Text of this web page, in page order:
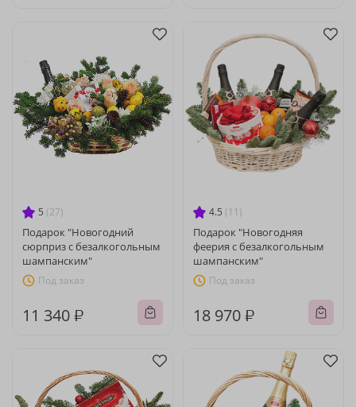
5 (27)
Подарок "Новогодний
сюрприз с безалкогольным
шампанским"
Под заказ
11 340 ₽
4.5 (11)
Подарок "Новогодняя
феерия с безалкогольным
шампанским"
Под заказ
18 970 ₽